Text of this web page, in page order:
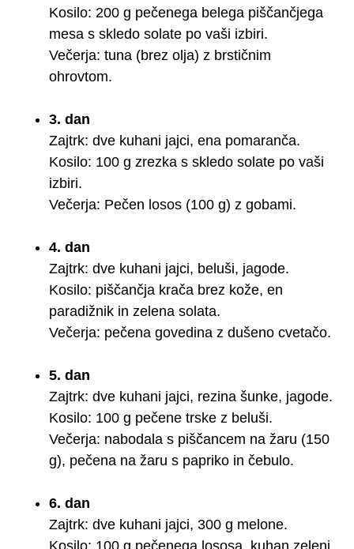
Kosilo: 200 g pečenega belega piščančjega
mesa s skledo solate po vaši izbiri.
Večerja: tuna (brez olja) z brstičnim
ohrovtom.
3. dan
Zajtrk: dve kuhani jajci, ena pomaranča.
Kosilo: 100 g zrezka s skledo solate po vaši
izbiri.
Večerja: Pečen losos (100 g) z gobami.
4. dan
Zajtrk: dve kuhani jajci, beluši, jagode.
Kosilo: piščančja krača brez kože, en
paradižnik in zelena solata.
Večerja: pečena govedina z dušeno cvetačo.
5. dan
Zajtrk: dve kuhani jajci, rezina šunke, jagode.
Kosilo: 100 g pečene trske z beluši.
Večerja: nabodala s piščancem na žaru (150
g), pečena na žaru s papriko in čebulo.
6. dan
Zajtrk: dve kuhani jajci, 300 g melone.
Kosilo: 100 g pečenega lososa, kuhan zeleni